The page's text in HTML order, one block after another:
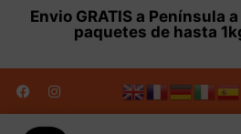
Envio GRATISa Península
paquetes de hasta